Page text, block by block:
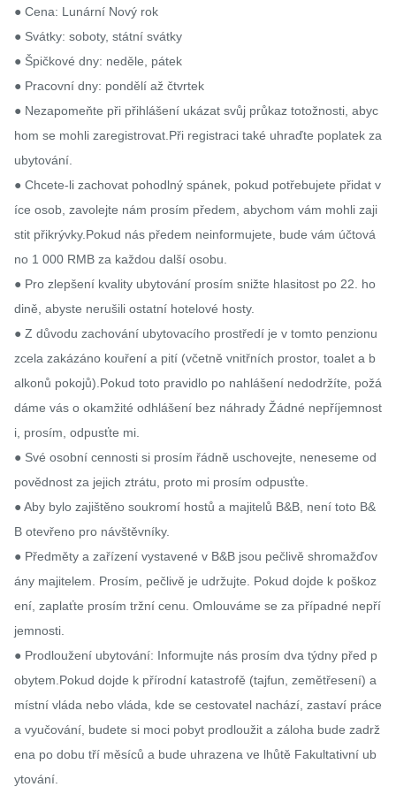
● Cena: Lunární Nový rok
● Svátky: soboty, státní svátky
● Špičkové dny: neděle, pátek
● Pracovní dny: pondělí až čtvrtek
● Nezapomeňte při přihlášení ukázat svůj průkaz totožnosti, abyc
hom se mohli zaregistrovat.Při registraci také uhraďte poplatek za
ubytování.
● Chcete-li zachovat pohodlný spánek, pokud potřebujete přidat v
íce osob, zavolejte nám prosím předem, abychom vám mohli zaji
stit přikrývky.Pokud nás předem neinformujete, bude vám účtová
no 1 000 RMB za každou další osobu.
● Pro zlepšení kvality ubytování prosím snižte hlasitost po 22. ho
dině, abyste nerušili ostatní hotelové hosty.
● Z důvodu zachování ubytovacího prostředí je v tomto penzionu
zcela zakázáno kouření a pití (včetně vnitřních prostor, toalet a b
alkonů pokojů).Pokud toto pravidlo po nahlášení nedodržíte, požá
dáme vás o okamžité odhlášení bez náhrady Žádné nepříjemnost
i, prosím, odpusťte mi.
● Své osobní cennosti si prosím řádně uschovejte, neneseme od
povědnost za jejich ztrátu, proto mi prosím odpusťte.
● Aby bylo zajištěno soukromí hostů a majitelů B&B, není toto B&
B otevřeno pro návštěvníky.
● Předměty a zařízení vystavené v B&B jsou pečlivě shromažďov
ány majitelem. Prosím, pečlivě je udržujte. Pokud dojde k poškoz
ení, zaplaťte prosím tržní cenu. Omlouváme se za případné nepří
jemnosti.
● Prodloužení ubytování: Informujte nás prosím dva týdny před p
obytem.Pokud dojde k přírodní katastrofě (tajfun, zemětřesení) a
místní vláda nebo vláda, kde se cestovatel nachází, zastaví práce
a vyučování, budete si moci pobyt prodloužit a záloha bude zadrž
ena po dobu tří měsíců a bude uhrazena ve lhůtě Fakultativní ub
ytování.